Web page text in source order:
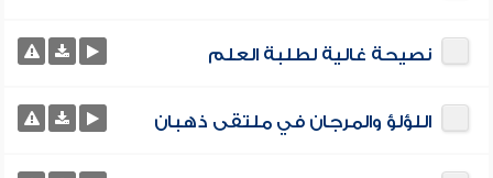
نصيحة غالية لطلبة العلم
اللؤلؤ والمرجان في ملتقى ذهبان